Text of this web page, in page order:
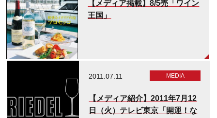
【メディア掲載】8/5売「ワイン
王国」
2011.07.11 MEDIA​
【メディア紹介】2011年7月12
日（火）テレビ​東京「開運！な